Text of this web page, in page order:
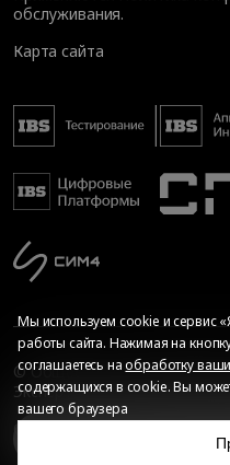
обслуживания.
Карта сайта
© Общество с ограниченной
Экспертиза», 2026. Все
Сопровождение сайта
Мы используем cookie и сервис
работы сайта. Нажимая на
соглашаетесь наобработку
содержащихся в cookie. Вы
вашего браузера